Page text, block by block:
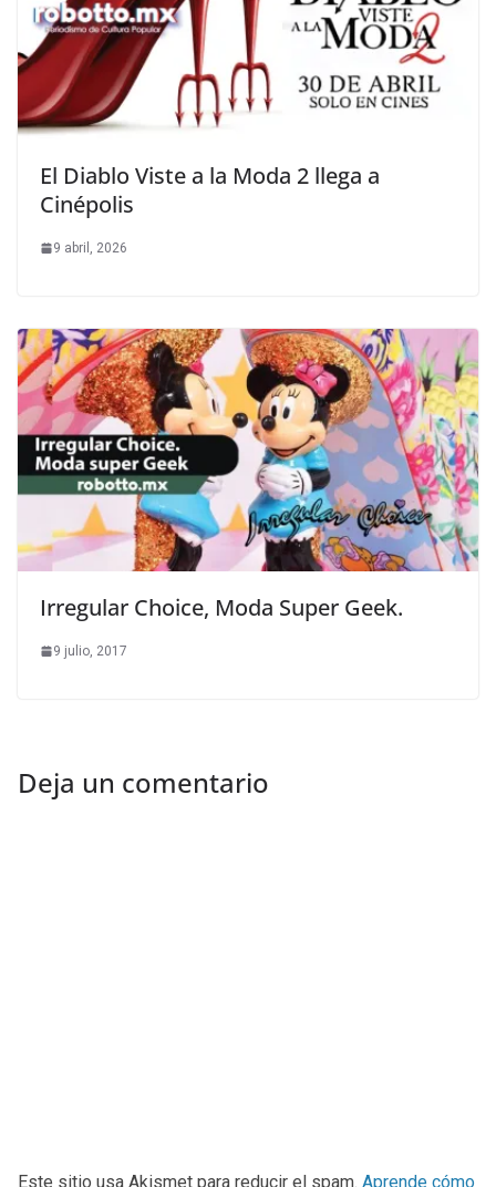
El Diablo Viste a la Moda 2 llega a
Cinépolis
9 abril, 2026
Irregular Choice, Moda Super Geek.
9 julio, 2017
Deja un comentario
Este sitio usa Akismet para reducir el spam. Aprende cómo